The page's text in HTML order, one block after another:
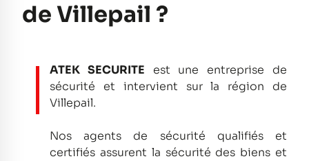
de Villepail ?
ATEK SECURITE est une entreprise de
sécurité et intervient sur la région de
Villepail.
Nos agents de sécurité qualifiés et
certifiés assurent la sécurité des biens et